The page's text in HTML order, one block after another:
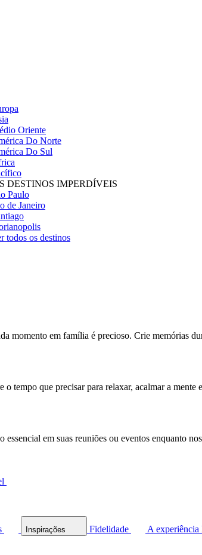
Oriente
Do Norte
Do Sul
DESTINOS IMPERDÍVEIS
Paulo
de Janeiro
todos os destinos
momento em família é precioso. Crie memórias
o tempo que precisar para relaxar, acalmar a mente
essencial em suas reuniões ou eventos enquanto
Inspirações Fidelidade A experiência